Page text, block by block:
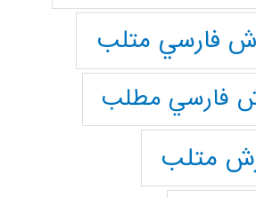
فارسي متلب
فارسي مطلب
متلب